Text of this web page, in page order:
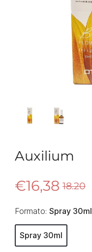
Auxilium
€16,38 18.20
Formato: Spray 30ml
Spray 30ml